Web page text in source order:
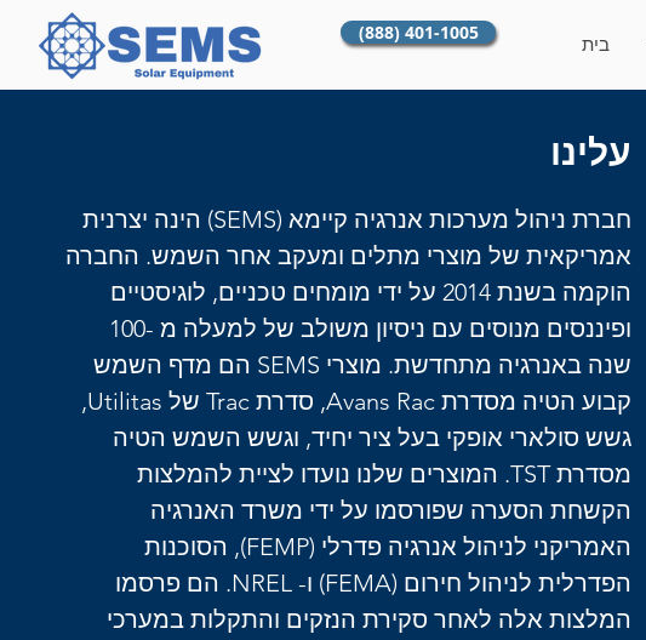
(888) 401-1005
בית
עלינו
חברת ניהול מערכות אנרגיה קיימא (SEMS) הינה יצרנית
אמריקאית של מוצרי מתלים ומעקב אחר השמש. החברה
הוקמה בשנת 2014 על ידי מומחים טכניים, לוגיסטיים
ופיננסים מנוסים עם ניסיון משולב של למעלה מ -100
שנה באנרגיה מתחדשת. מוצרי SEMS הם מדף השמש
קבוע הטיה מסדרת Avans Rac, סדרת Trac של Utilitas,
גשש סולארי אופקי בעל ציר יחיד, וגשש השמש הטיה
מסדרת TST. המוצרים שלנו נועדו לציית להמלצות
הקשחת הסערה שפורסמו על ידי משרד האנרגיה
האמריקני לניהול אנרגיה פדרלי (FEMP), הסוכנות
הפדרלית לניהול חירום (FEMA) ו- NREL. הם פרסמו
המלצות אלה לאחר סקירת הנזקים והתקלות במערכי